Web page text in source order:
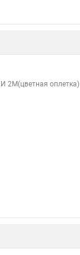
2М(цветная оплетка)